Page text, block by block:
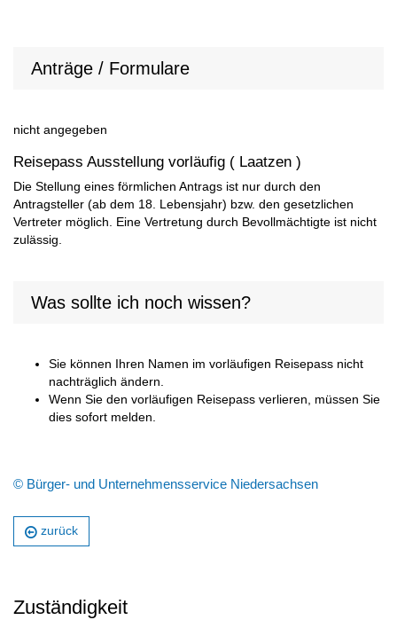
Anträge / Formulare
nicht angegeben
Reisepass Ausstellung vorläufig ( Laatzen )
Die Stellung eines förmlichen Antrags ist nur durch den
Antragsteller (ab dem 18. Lebensjahr) bzw. den gesetzlichen
Vertreter möglich. Eine Vertretung durch Bevollmächtigte ist nicht
zulässig.
Was sollte ich noch wissen?
Sie können Ihren Namen im vorläufigen Reisepass nicht
nachträglich ändern.
Wenn Sie den vorläufigen Reisepass verlieren, müssen Sie
dies sofort melden.
© Bürger- und Unternehmensservice Niedersachsen
zurück
Zuständigkeit